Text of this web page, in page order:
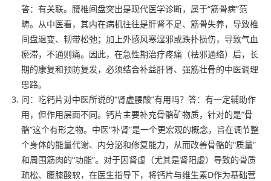
答：有关联。腰椎间盘突出是现代医学诊断，属于“筋骨病”范
畴。从中医看，其内在病机往往是肝肾不足、筋骨失养，导致椎
间盘退变、韧带松弛；加上外感风寒湿邪或跌扑损伤，导致气血
瘀滞，不通则痛。因此，在急性期治疗疼痛（祛邪通络）后，长
期的康复和预防复发，必须结合补益肝肾、强筋壮骨的中医调理
思路。
问：吃钙片对中医所说的“肾虚腰酸”有用吗？答：有一定辅助作
用，但作用层面不同。钙片主要补充骨骼矿物质，针对的是“骨
骼”这个有形之物。中医“补肾”是一个更宏观的概念，旨在调节整
个身体的能量代谢、内分泌和修复能力，从而改善骨骼的“质量”
和周围筋肉的“功能”。对于因肾虚（尤其是肾阳虚）导致的骨质
疏松、腰膝酸软，在医生指导下，将钙片与维生素D作为基础营